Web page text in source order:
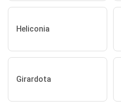
Heliconia
Girardota